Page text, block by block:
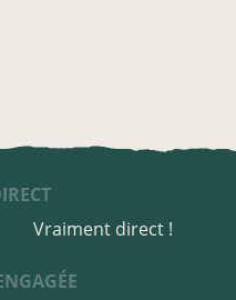
Vraiment direct !